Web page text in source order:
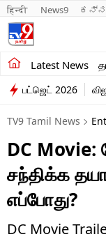
हिन्दी News9
Latest News
சமீபத்திய
தமிழ்நாடு
இந்தியா
உலகம்
விளையாட்டு
பொழுதுபோக்கு
பட்ஜெட் 2026
TV9 Tamil News
DC Movie:
சந்திக்க
எப்போது?
DC Movie